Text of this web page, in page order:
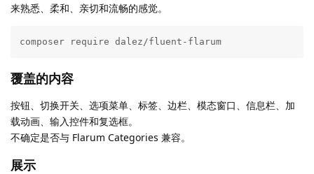
来熟悉、柔和、亲切和流畅的感觉。
composer require dalez/fluent-flarum
覆盖的内容
按钮、切换开关、选项菜单、标签、边栏、模态窗口、信息栏、加
载动画、输入控件和复选框。
不确定是否与 Flarum Categories 兼容。
展示